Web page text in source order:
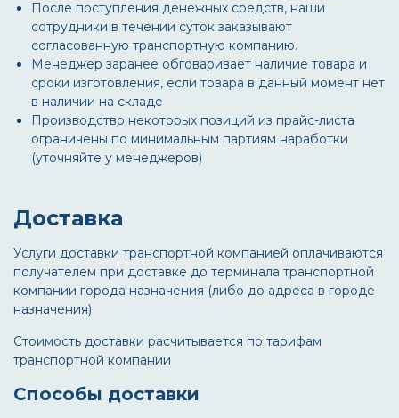
После поступления денежных средств, наши
сотрудники в течении суток заказывают
согласованную транспортную компанию.
Менеджер заранее обговаривает наличие товара и
сроки изготовления, если товара в данный момент нет
в наличии на складе
Производство некоторых позиций из прайс-листа
ограничены по минимальным партиям наработки
(уточняйте у менеджеров)
Доставка
Услуги доставки транспортной компанией оплачиваются
получателем при доставке до терминала транспортной
компании города назначения (либо до адреса в городе
назначения)
Стоимость доставки расчитывается по тарифам
транспортной компании
Способы доставки